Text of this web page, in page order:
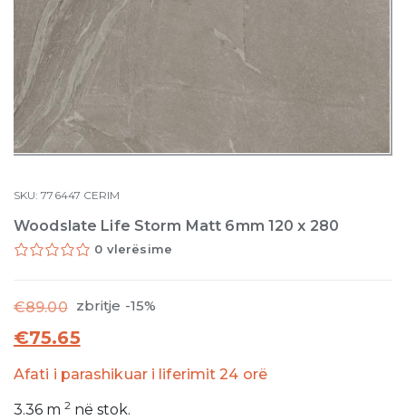
SKU:776447 CERIM
Woodslate Life Storm Matt 6mm 120 x 280
0 vlerësime
€89.00 zbritje -15%
€75.65
Afati i parashikuar i liferimit 24 orë
3.36 m2 në stok.